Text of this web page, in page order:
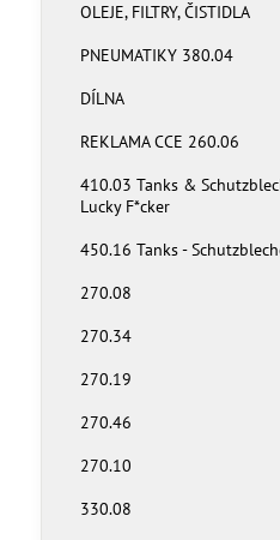
OLEJE, FILTRY, ČISTIDLA
PNEUMATIKY 380.04
DÍLNA
REKLAMA CCE 260.06
410.03 Tanks &
Lucky F*cker
450.16 Tanks -
270.08
270.34
270.19
270.46
270.10
330.08